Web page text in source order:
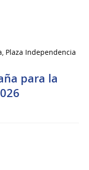
Plaza Independencia
para la